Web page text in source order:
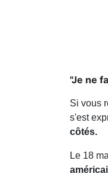
"Je ne
Si vous
s'est
côtés.
Le 18